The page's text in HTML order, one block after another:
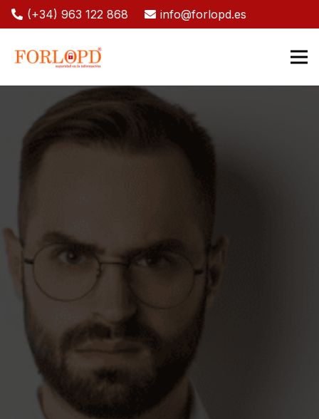
(+34) 963 122 868 info@forlopd.es